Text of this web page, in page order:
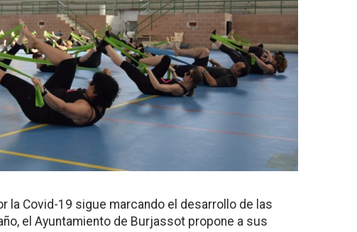
la Covid-19 sigue marcando el desarrollo de las
el Ayuntamiento de Burjassot propone a sus